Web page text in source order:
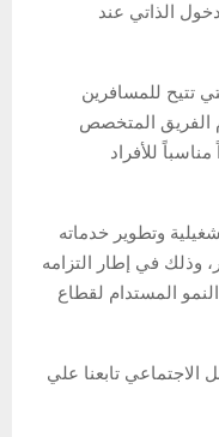
الذاتي عند
تتيح للمسافرين
الفريق المتخصص
للأفراد
وتطوير خدماته
وذلك في إطار التزامه
المستدام لقطاع
الاجتماعي تابعنا علي